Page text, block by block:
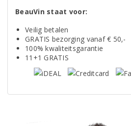
BeauVin staat voor:
Veilig betalen
GRATIS bezorging vanaf € 50,-
100% kwaliteitsgarantie
11+1 GRATIS